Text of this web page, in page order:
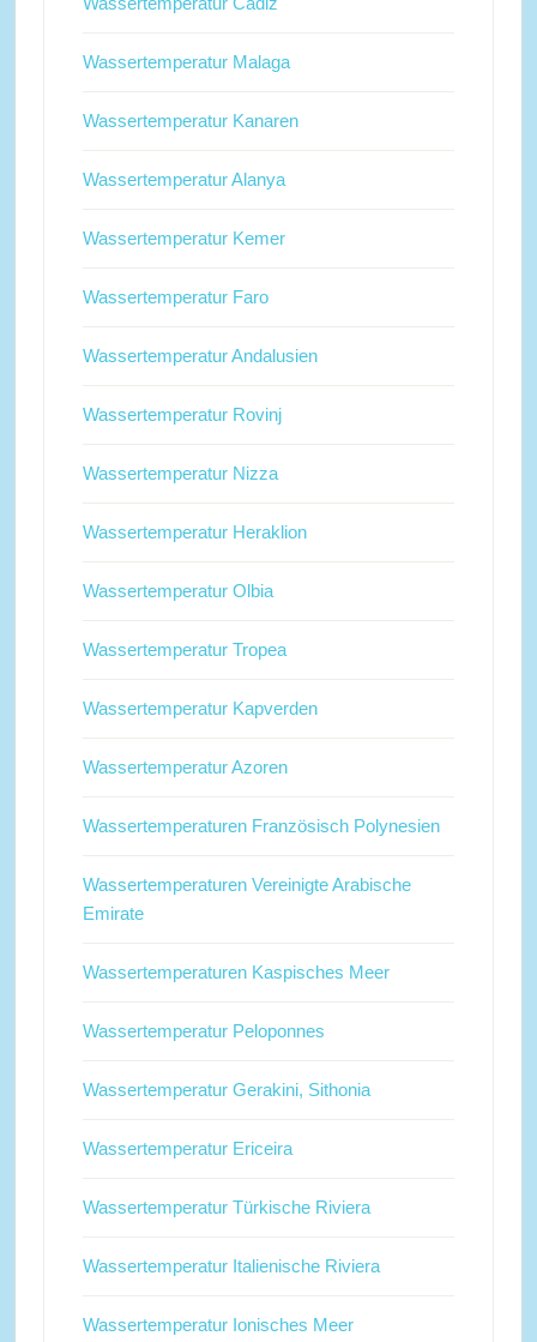
Wassertemperatur Malaga
Wassertemperatur Kanaren
Wassertemperatur Alanya
Wassertemperatur Kemer
Wassertemperatur Faro
Wassertemperatur Andalusien
Wassertemperatur Rovinj
Wassertemperatur Nizza
Wassertemperatur Heraklion
Wassertemperatur Olbia
Wassertemperatur Tropea
Wassertemperatur Kapverden
Wassertemperatur Azoren
Wassertemperaturen Französisch Polynesien
Wassertemperaturen Vereinigte Arabische
Emirate
Wassertemperaturen Kaspisches Meer
Wassertemperatur Peloponnes
Wassertemperatur Gerakini, Sithonia
Wassertemperatur Ericeira
Wassertemperatur Türkische Riviera
Wassertemperatur Italienische Riviera
Wassertemperatur Ionisches Meer